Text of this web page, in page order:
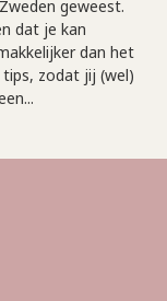
geweest.
dat je kan
dan het
zodat jij (wel)